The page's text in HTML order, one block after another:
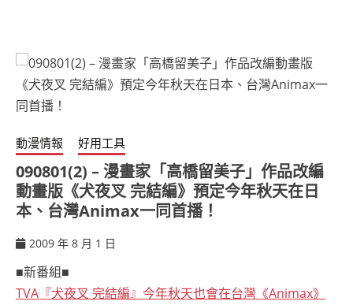
動漫情報 好用工具
090801(2) – 漫畫家「高橋留美子」作品改編
動畫版《犬夜叉 完結編》預定今年秋天在日
本、台灣Animax一同首播！
2009 年 8 月 1 日
■新番組■
TVA『犬夜叉 完結編』今年秋天也會在台灣《Animax》